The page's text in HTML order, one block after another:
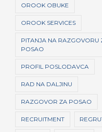
OROOK OBUKE
OROOK SERVICES
PITANJA NA RAZGOVORU
POSAO
PROFIL POSLODAVCA
RAD NA DALJINU
RAZGOVOR ZA POSAO
RECRUITMENT